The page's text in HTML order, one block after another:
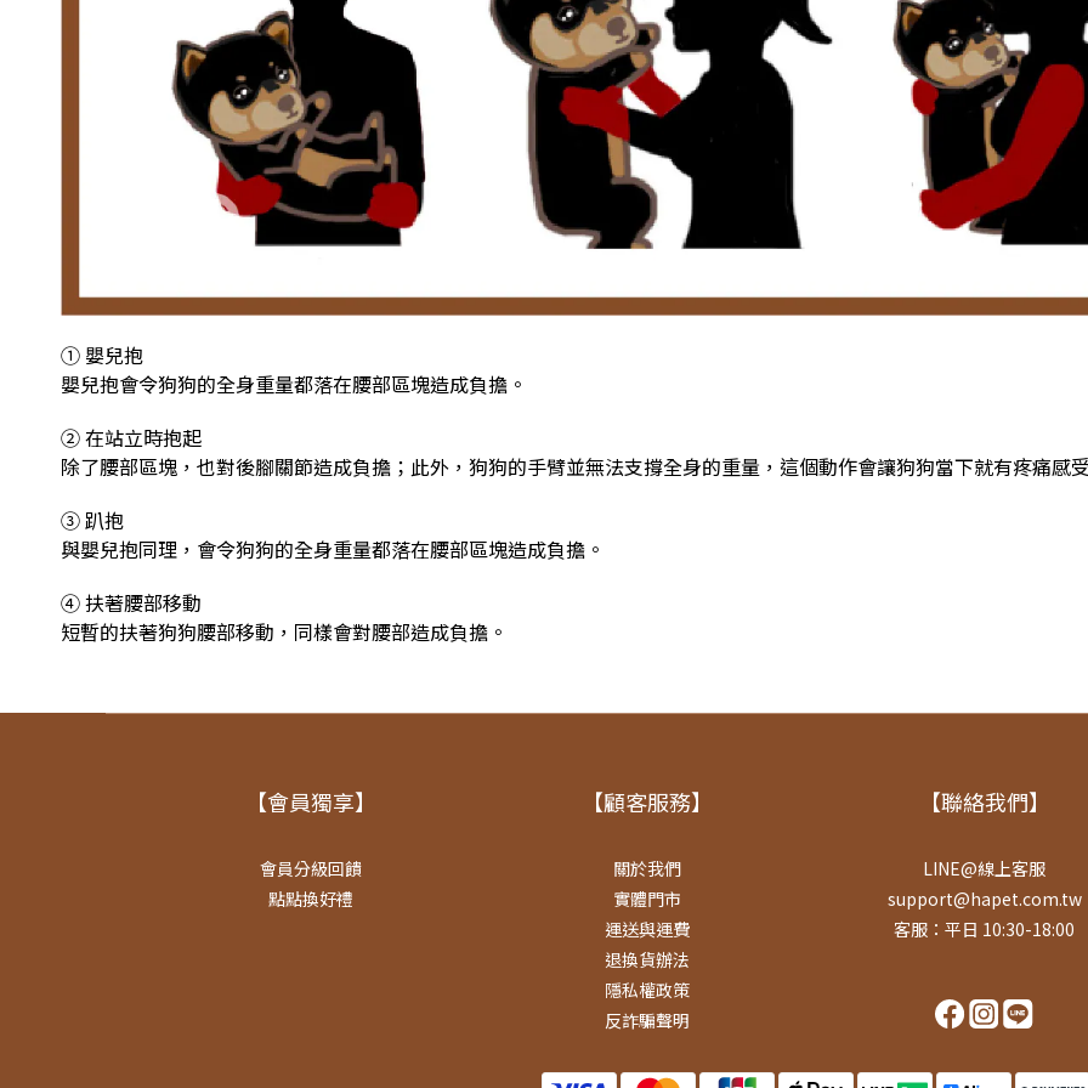
① 嬰兒抱
嬰兒抱會令狗狗的全身重量都落在腰部區塊造成負擔。
② 在站立時抱起
除了腰部區塊，也對後腳關節造成負擔；此外，狗狗的手臂並無法支撐全身的重量，這個動作會讓狗狗當下就有疼痛感
③ 趴抱
與嬰兒抱同理，會令狗狗的全身重量都落在腰部區塊造成負擔。
④ 扶著腰部移動
短暫的扶著狗狗腰部移動，同樣會對腰部造成負擔。
【會員獨享】
會員分級回饋
點點換好禮
【顧客服務】
關於我們
實體門市
運送與運費
退換貨辦法
隱私權政策
反詐騙聲明
【聯絡我們】
LINE@線上客服
support@hapet.com.tw
客服：平日 10:30-18:00